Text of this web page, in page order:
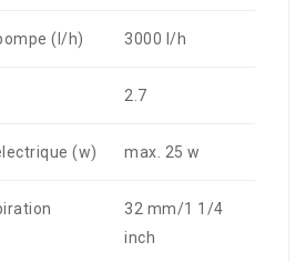
(l/h) 3000 l/h
2.7
(w) max. 25 w
32 mm/1 1/4
inch